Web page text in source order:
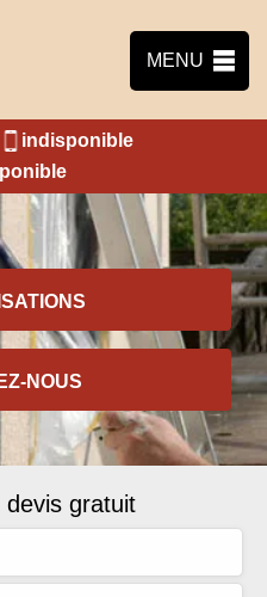
MENU
indisponible
NOUS
devis gratuit